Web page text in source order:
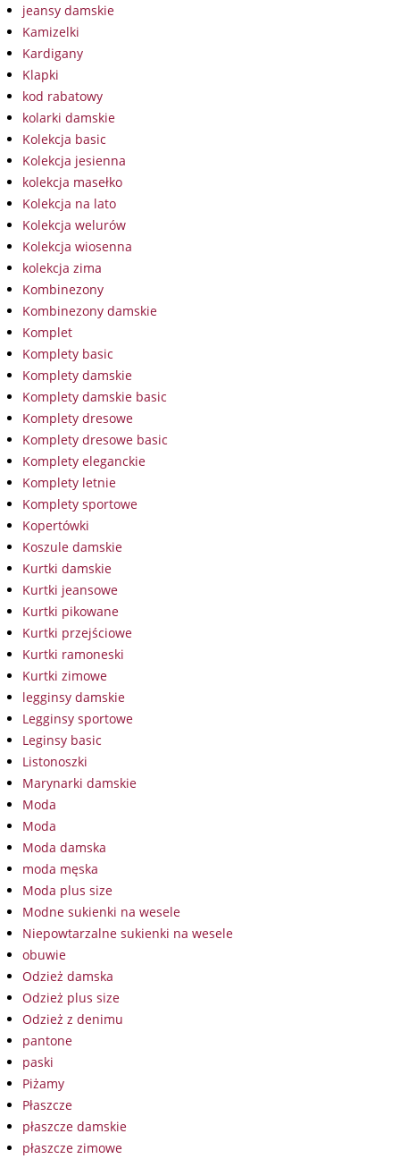
jeansy damskie
Kamizelki
Kardigany
Klapki
kod rabatowy
kolarki damskie
Kolekcja basic
Kolekcja jesienna
kolekcja masełko
Kolekcja na lato
Kolekcja welurów
Kolekcja wiosenna
kolekcja zima
Kombinezony
Kombinezony damskie
Komplet
Komplety basic
Komplety damskie
Komplety damskie basic
Komplety dresowe
Komplety dresowe basic
Komplety eleganckie
Komplety letnie
Komplety sportowe
Kopertówki
Koszule damskie
Kurtki damskie
Kurtki jeansowe
Kurtki pikowane
Kurtki przejściowe
Kurtki ramoneski
Kurtki zimowe
legginsy damskie
Legginsy sportowe
Leginsy basic
Listonoszki
Marynarki damskie
Moda
Moda
Moda damska
moda męska
Moda plus size
Modne sukienki na wesele
Niepowtarzalne sukienki na wesele
obuwie
Odzież damska
Odzież plus size
Odzież z denimu
pantone
paski
Piżamy
Płaszcze
płaszcze damskie
płaszcze zimowe